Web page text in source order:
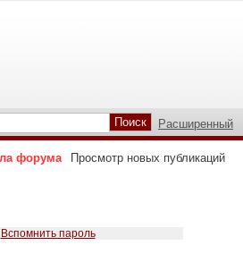
Расширенный
форума Просмотр новых публикаций
Вспомнить пароль